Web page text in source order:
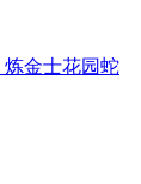
炼金士花园蛇